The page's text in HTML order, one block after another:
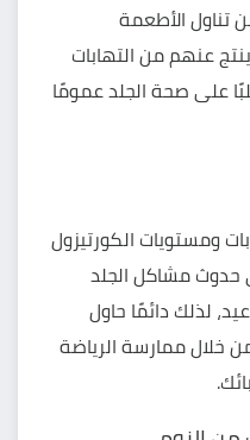
الأطعمة
عنهم من التهابات
على صحة الجلد عمومًا
ومستويات الكورتيزول
مشاكل الجلد
لذلك دائمًا حاول
خلال ممارسة الرياضة